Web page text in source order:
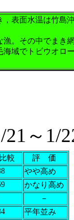
表面水温は竹島
。その中でまき
海域でトビウオロ
1/21
較
評 価
やや高め
かなり高め
－
平年並み